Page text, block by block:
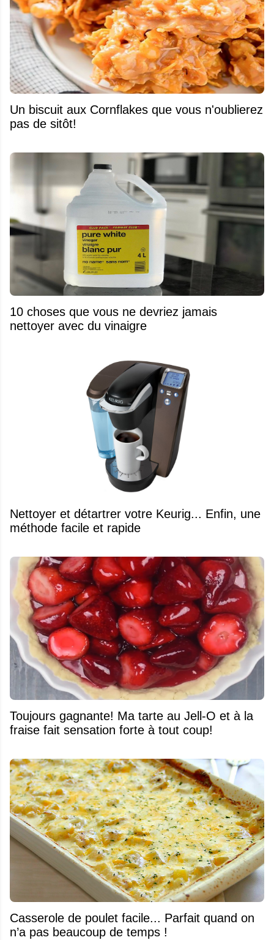
Un biscuit aux Cornflakes que vous n'oublierez
pas de sitôt!
10 choses que vous ne devriez jamais
nettoyer avec du vinaigre
Nettoyer et détartrer votre Keurig... Enfin, une
méthode facile et rapide
Toujours gagnante! Ma tarte au Jell-O et à la
fraise fait sensation forte à tout coup!
Casserole de poulet facile... Parfait quand on
n’a pas beaucoup de temps !